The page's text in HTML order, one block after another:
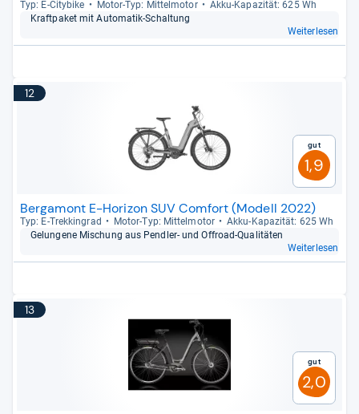
Typ: E-​City­bike Motor-​Typ: Mit­tel­mo­tor
Akku-​Kapa­zi­tät: 625 Wh
Kraft­pa­ket mit Auto­ma­tik-​Schal­tung
Weiterlesen
12
Gut
1,9
Bergamont E-Horizon SUV Comfort (Modell 2022)
Typ: E-​Trek­kin­grad Motor-​Typ: Mit­tel­mo­tor
Akku-​Kapa­zi­tät: 625 Wh
Gelun­gene Mischung aus Pend­ler-​ und Offroad-​Qua­li­tä­ten
Weiterlesen
13
Gut
2,0